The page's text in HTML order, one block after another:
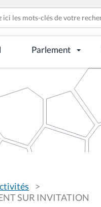
Parlement
SUR INVITATION